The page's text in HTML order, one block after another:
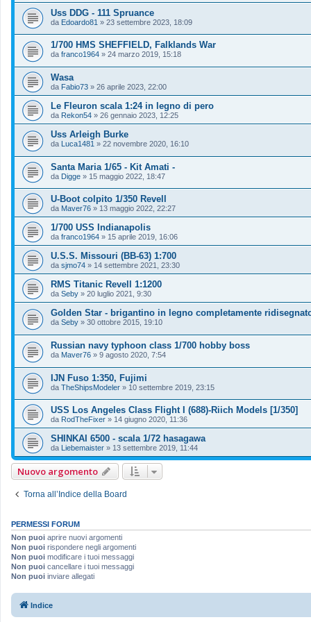
Uss DDG - 111 Spruance
da Edoardo81 » 23 settembre 2023, 18:09
1/700 HMS SHEFFIELD, Falklands War
da franco1964 » 24 marzo 2019, 15:18
Wasa
da Fabio73 » 26 aprile 2023, 22:00
Le Fleuron scala 1:24 in legno di pero
da Rekon54 » 26 gennaio 2023, 12:25
Uss Arleigh Burke
da Luca1481 » 22 novembre 2020, 16:10
Santa Maria 1/65 - Kit Amati -
da Digge » 15 maggio 2022, 18:47
U-Boot colpito 1/350 Revell
da Maver76 » 13 maggio 2022, 22:27
1/700 USS Indianapolis
da franco1964 » 15 aprile 2019, 16:06
U.S.S. Missouri (BB-63) 1:700
da sjmo74 » 14 settembre 2021, 23:30
RMS Titanic Revell 1:1200
da Seby » 20 luglio 2021, 9:30
Golden Star - brigantino in legno completamente
da Seby » 30 ottobre 2015, 19:10
Russian navy typhoon class 1/700 hobby boss
da Maver76 » 9 agosto 2020, 7:54
IJN Fuso 1:350, Fujimi
da TheShipsModeler » 10 settembre 2019, 23:15
USS Los Angeles Class Flight I (688)-Riich Models [1/350]
da RodTheFixer » 14 giugno 2020, 11:36
SHINKAI 6500 - scala 1/72 hasagawa
da Liebemaister » 13 settembre 2019, 11:44
Nuovo argomento
Torna all’Indice della Board
PERMESSI FORUM
Non puoi aprire nuovi argomenti
Non puoi rispondere negli argomenti
Non puoi modificare i tuoi messaggi
Non puoi cancellare i tuoi messaggi
Non puoi inviare allegati
Indice